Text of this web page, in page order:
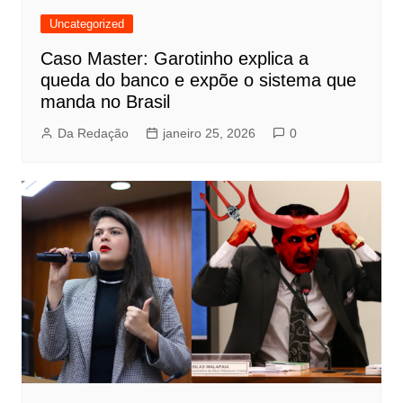
Uncategorized
Caso Master: Garotinho explica a
queda do banco e expõe o sistema que
manda no Brasil
Da Redação janeiro 25, 2026 0